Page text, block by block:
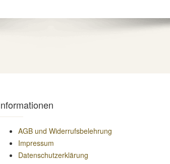
AGB und Widerrufsbelehrung
Impressum
Datenschutzerklärung